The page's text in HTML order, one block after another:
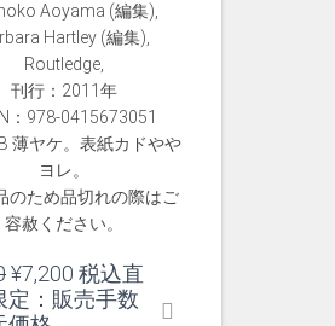
Aoyama (編集),
Hartley (編集),
Routledge,
刊行：2011年
：978-0415673051
薄ヤケ。表紙カドやや
ヨレ。
のため品切れの際はご
容赦ください。
元
の
¥7,200 現
在
税込直
定：販売手数